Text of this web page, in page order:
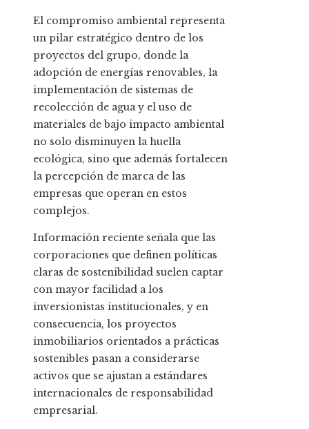
El compromiso ambiental representa
un pilar estratégico dentro de los
proyectos del grupo, donde la
adopción de energías renovables, la
implementación de sistemas de
recolección de agua y el uso de
materiales de bajo impacto ambiental
no solo disminuyen la huella
ecológica, sino que además fortalecen
la percepción de marca de las
empresas que operan en estos
complejos.
Información reciente señala que las
corporaciones que definen políticas
claras de sostenibilidad suelen captar
con mayor facilidad a los
inversionistas institucionales, y en
consecuencia, los proyectos
inmobiliarios orientados a prácticas
sostenibles pasan a considerarse
activos que se ajustan a estándares
internacionales de responsabilidad
empresarial.